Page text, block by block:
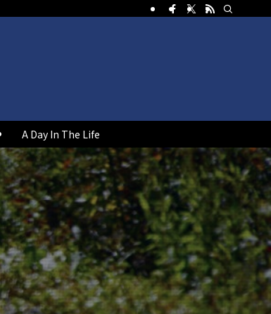
A Day In The Life